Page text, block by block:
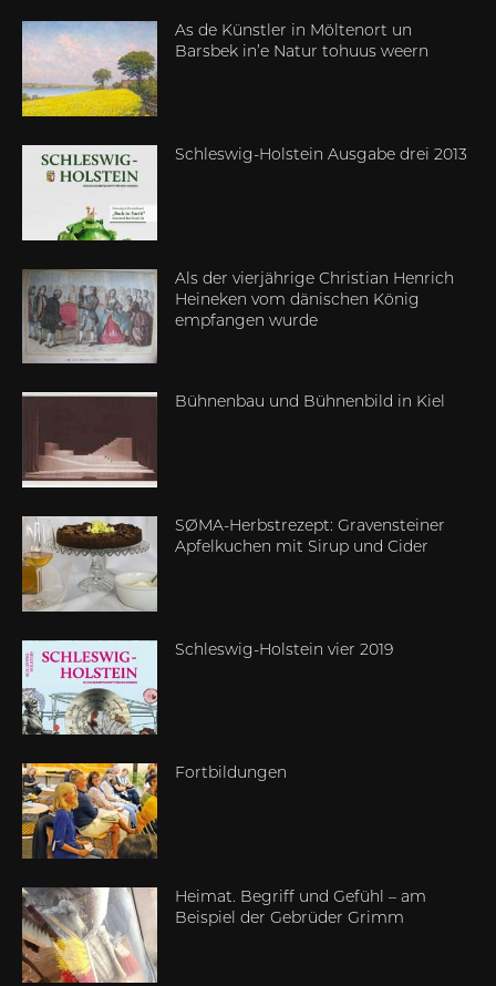
As de Künstler in Möltenort un
Barsbek in’e Natur tohuus weern
Schleswig-Holstein Ausgabe drei 2013
Als der vierjährige Christian Henrich
Heineken vom dänischen König
empfangen wurde
Bühnenbau und Bühnenbild in Kiel
SØMA-Herbstrezept: Gravensteiner
Apfelkuchen mit Sirup und Cider
Schleswig-Holstein vier 2019
Fortbildungen
Heimat. Begriff und Gefühl – am
Beispiel der Gebrüder Grimm